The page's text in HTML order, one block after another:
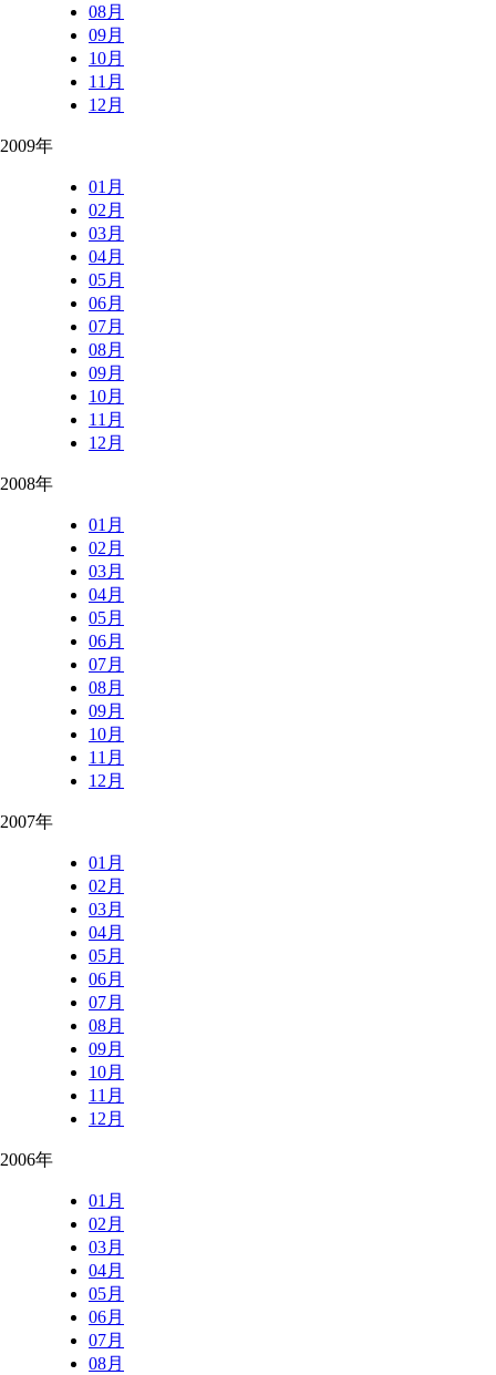
08月
09月
10月
11月
12月
2009年
01月
02月
03月
04月
05月
06月
07月
08月
09月
10月
11月
12月
2008年
01月
02月
03月
04月
05月
06月
07月
08月
09月
10月
11月
12月
2007年
01月
02月
03月
04月
05月
06月
07月
08月
09月
10月
11月
12月
2006年
01月
02月
03月
04月
05月
06月
07月
08月